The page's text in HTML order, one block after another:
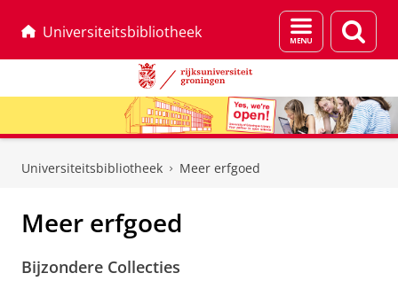
Universiteitsbibliotheek
Menu
en
Universiteitsbibliotheek Meer erfgoed
Meer erfgoed
Bijzondere Collecties